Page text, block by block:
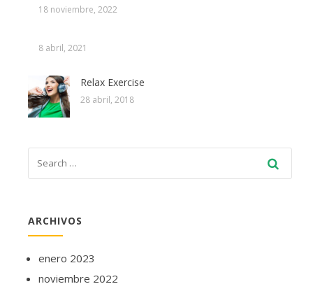
18 noviembre, 2022
8 abril, 2021
Relax Exercise
28 abril, 2018
ARCHIVOS
enero 2023
noviembre 2022